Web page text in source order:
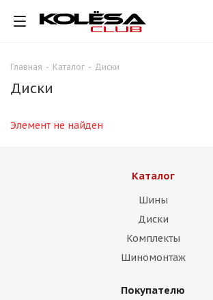
Главная - Каталог - Диски
Диски
Элемент не найден
Каталог
Шины
Диски
Комплекты
Шиномонтаж
Покупателю